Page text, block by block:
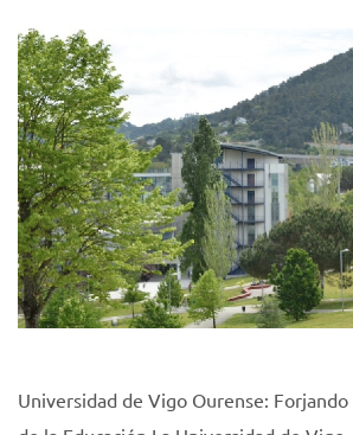
Universidad de Vigo Ourense: